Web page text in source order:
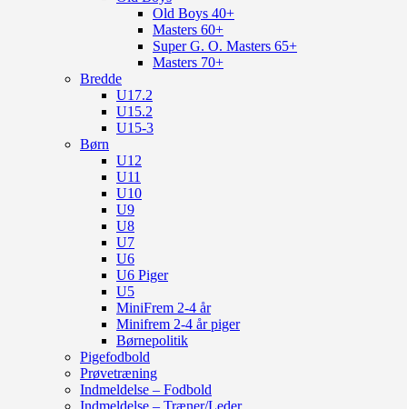
Old Boys 40+
Masters 60+
Super G. O. Masters 65+
Masters 70+
Bredde
U17.2
U15.2
U15-3
Børn
U12
U11
U10
U9
U8
U7
U6
U6 Piger
U5
MiniFrem 2-4 år
Minifrem 2-4 år piger
Børnepolitik
Pigefodbold
Prøvetræning
Indmeldelse – Fodbold
Indmeldelse – Træner/Leder